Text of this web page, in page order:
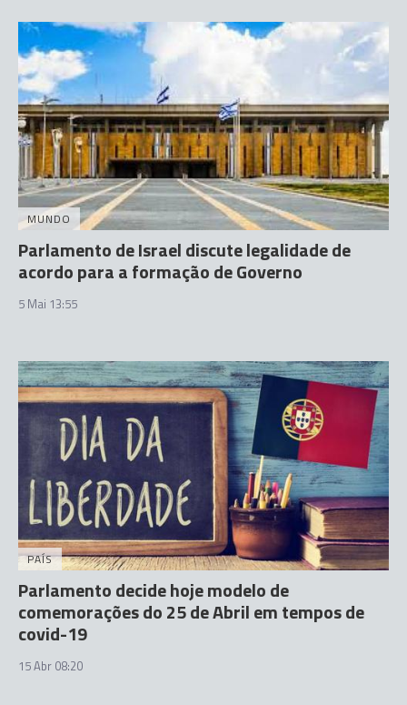
MUNDO
Parlamento de Israel discute legalidade de
acordo para a formação de Governo
5 Mai 13:55
PAÍS
Parlamento decide hoje modelo de
comemorações do 25 de Abril em tempos de
covid-19
15 Abr 08:20